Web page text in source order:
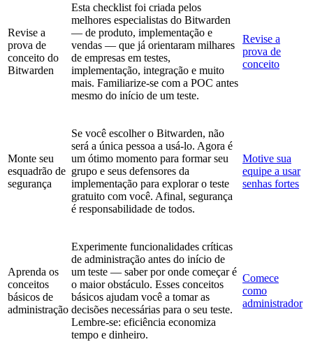
Revise a
prova de
conceito do
Bitwarden
Esta checklist foi criada pelos
melhores especialistas do Bitwarden
— de produto, implementação e
vendas — que já orientaram milhares
de empresas em testes,
implementação, integração e muito
mais. Familiarize-se com a POC antes
mesmo do início de um teste.
Revise a
prova de
conceito
Monte seu
esquadrão de
segurança
Se você escolher o Bitwarden, não
será a única pessoa a usá-lo. Agora é
um ótimo momento para formar seu
grupo e seus defensores da
implementação para explorar o teste
gratuito com você. Afinal, segurança
é responsabilidade de todos.
Motive sua
equipe a usar
senhas fortes
Aprenda os
conceitos
básicos de
administração
Experimente funcionalidades críticas
de administração antes do início de
um teste — saber por onde começar é
o maior obstáculo. Esses conceitos
básicos ajudam você a tomar as
decisões necessárias para o seu teste.
Lembre-se: eficiência economiza
tempo e dinheiro.
Comece
como
administrador